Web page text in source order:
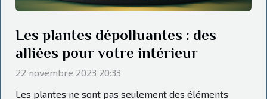
Les plantes dépolluantes : des
alliées pour votre intérieur
22 novembre 2023 20:33
Les plantes ne sont pas seulement des éléments